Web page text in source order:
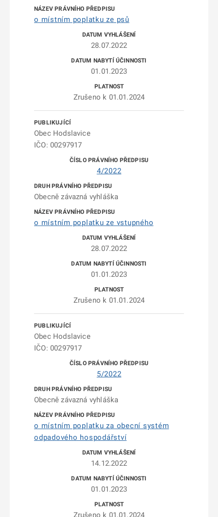
o místním poplatku ze psů
28.07.2022
01.01.2023
Zrušeno k 01.01.2024
Obec Hodslavice
IČO: 00297917
4/2022
Obecně závazná vyhláška
o místním poplatku ze vstupného
28.07.2022
01.01.2023
Zrušeno k 01.01.2024
Obec Hodslavice
IČO: 00297917
5/2022
Obecně závazná vyhláška
o místním poplatku za obecní systém
odpadového hospodářství
14.12.2022
01.01.2023
Zrušeno k 01.01.2024